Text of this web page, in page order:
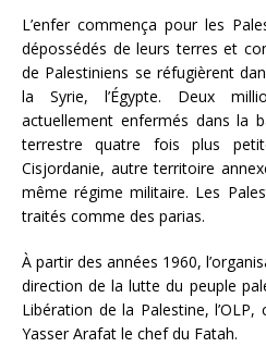
L’enfer commença pour les
dépossédés de leurs terres et
de Palestiniens se réfugièrent
la Syrie, l’Égypte. Deux
actuellement enfermés dans la
terrestre quatre fois plus
Cisjordanie, autre territoire
même régime militaire. Les
traités comme des parias.
À partir des années 1960,
direction de la lutte du peuple
Libération de la Palestine,
Yasser Arafat le chef du Fatah.